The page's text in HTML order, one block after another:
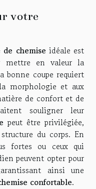
votre
de chemise idéale est
mettre en valeur la
bonne coupe requiert
morphologie et aux
de confort et de
souligner leur
peut être privilégiée,
du corps. En
fortes ou ceux qui
peuvent opter pour
ainsi une
confortable.